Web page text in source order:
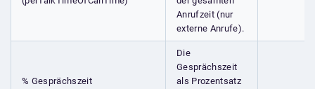
Anrufzeit (nur
externe Anrufe).
% Gesprächszeit
Die
Gesprächszeit
als Prozentsatz